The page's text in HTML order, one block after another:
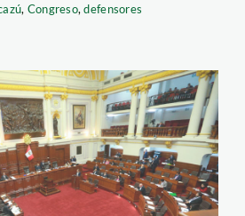
, Congreso,defensores